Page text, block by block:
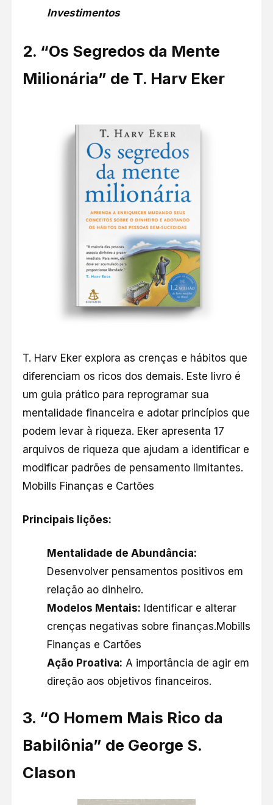
Investimentos
2. “Os Segredos da Mente
Milionária” de T. Harv Eker
T. Harv Eker explora as crenças e hábitos que
diferenciam os ricos dos demais. Este livro é
um guia prático para reprogramar sua
mentalidade financeira e adotar princípios que
podem levar à riqueza. Eker apresenta 17
arquivos de riqueza que ajudam a identificar e
modificar padrões de pensamento limitantes.​
Mobills Finanças e Cartões
Principais lições:
Mentalidade de Abundância:
Desenvolver pensamentos positivos em
relação ao dinheiro.​
Modelos Mentais: Identificar e alterar
crenças negativas sobre finanças.​Mobills
Finanças e Cartões
Ação Proativa: A importância de agir em
direção aos objetivos financeiros.​
3. “O Homem Mais Rico da
Babilônia” de George S.
Clason